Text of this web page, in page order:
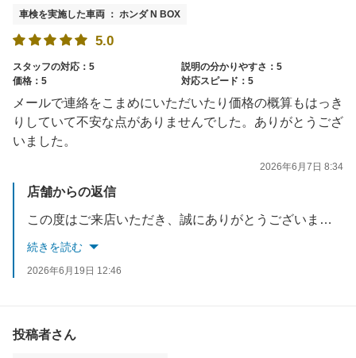
車検を実施した車両 ： ホンダ N BOX
5.0
スタッフの対応：5
説明の分かりやすさ：5
価格：5
対応スピード：5
メールで連絡をこまめにいただいたり価格の概算もはっき
りしていて不安な点がありませんでした。ありがとうござ
いました。
2026年6月7日 8:34
店舗からの返信
この度はご来店いただき、誠にありがとうございました。ご満足して頂き大変光栄に思います。また、高評価をいただきありがとうございます。たくさんの方へご満足いただけるようこれからも接客サービスの向上に努めます。またのご利用心よりお持ちしております。
続きを読む
2026年6月19日 12:46
投稿者さん